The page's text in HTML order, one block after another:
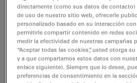
Electric Vehicle
Solutions brochure IT
Jul 27, 2026 PDF, 2 MB
DOWNLOAD
directamente (como sus datos de
de uso de nuestro sitio web, ofrecerle
personalizado basado en su interacción
permitirle compartir contenido en redes
medir la efectividad de nuestras campañas
“Aceptar todas las cookies”, usted otorga
y a que compartamos estos datos con
enlace siguiente). Siempre que lo desee,
preferencias de consentimiento en la